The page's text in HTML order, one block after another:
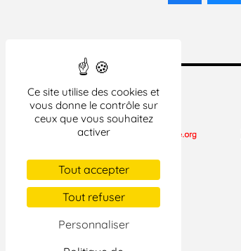
Ce site utilise des cookies et
vous donne le contrôle sur
ceux que vous souhaitez
activer
Tout accepter
Tout refuser
Personnaliser
CONTACTER LA LDH
REVUE DE PRESSE
ARCHIVES